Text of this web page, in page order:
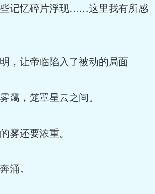
记忆碎片浮现……这里我有所感
，让帝临陷入了被动的局面
霭，笼罩星云之间。
雾还要浓重。
涌。